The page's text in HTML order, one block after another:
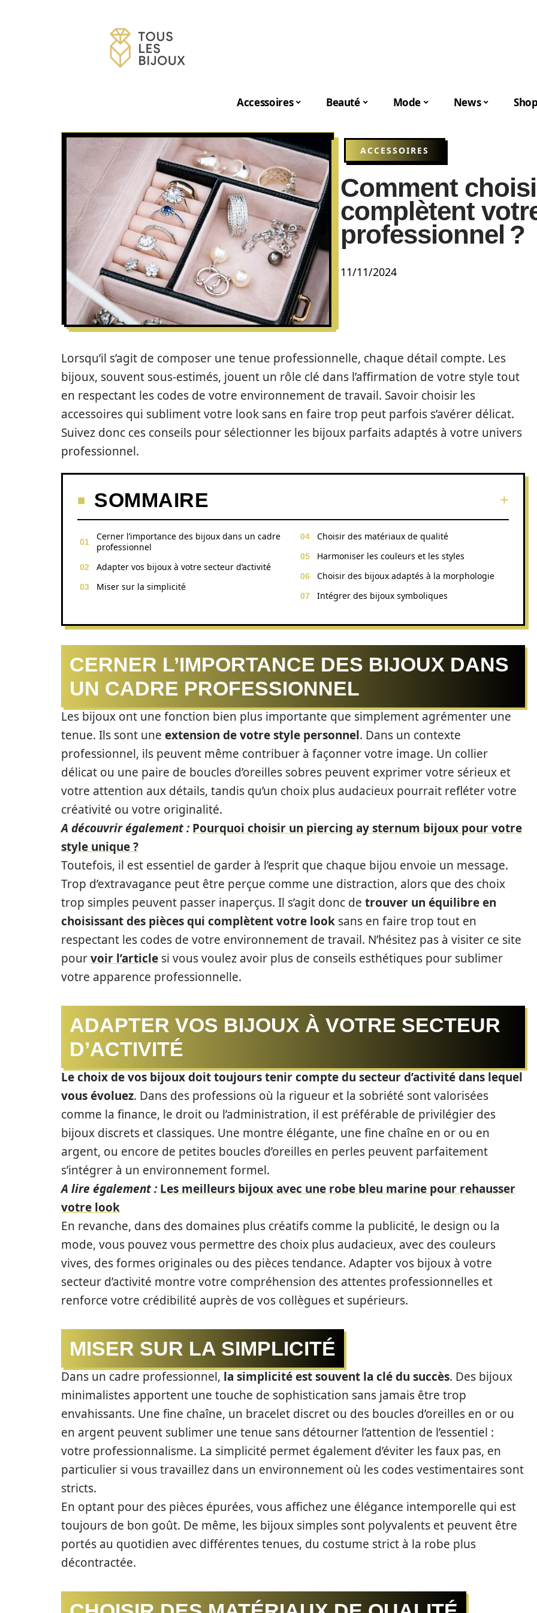
Accessoires Beauté Mode News
ACCESSOIRES
Comment
complètent
professionnel ?
11/11/2024
Lorsqu’il s’agit de composer une tenue professionnelle, chaque détail compte. Les
bijoux, souvent sous-estimés, jouent un rôle clé dans l’affirmation de votre style tout
en respectant les codes de votre environnement de travail. Savoir choisir les
accessoires qui subliment votre look sans en faire trop peut parfois s’avérer délicat.
Suivez donc ces conseils pour sélectionner les bijoux parfaits adaptés à votre univers
professionnel.
SOMMAIRE
Cerner l’importance des bijoux dans un cadre
professionnel
Adapter vos bijoux à votre secteur d’activité
Miser sur la simplicité
Choisir des matériaux de qualité
Harmoniser les couleurs et les styles
Choisir des bijoux adaptés à la morphologie
Intégrer des bijoux symboliques
CERNER L’IMPORTANCE DES BIJOUX DANS
UN CADRE PROFESSIONNEL
Les bijoux ont une fonction bien plus importante que simplement agrémenter une
tenue. Ils sont une extension de votre style personnel. Dans un contexte
professionnel, ils peuvent même contribuer à façonner votre image. Un collier
délicat ou une paire de boucles d’oreilles sobres peuvent exprimer votre sérieux et
votre attention aux détails, tandis qu’un choix plus audacieux pourrait refléter votre
créativité ou votre originalité.
A découvrir également : Pourquoi choisir un piercing ay sternum bijoux pour votre
style unique ?
Toutefois, il est essentiel de garder à l’esprit que chaque bijou envoie un message.
Trop d’extravagance peut être perçue comme une distraction, alors que des choix
trop simples peuvent passer inaperçus. Il s’agit donc de trouver un équilibre en
choisissant des pièces qui complètent votre look sans en faire trop tout en
respectant les codes de votre environnement de travail. N’hésitez pas à visiter ce site
pourvoir l’article si vous voulez avoir plus de conseils esthétiques pour sublimer
votre apparence professionnelle.
ADAPTER VOS BIJOUX À VOTRE SECTEUR
D’ACTIVITÉ
Le choix de vos bijoux doit toujours tenir compte du secteur d’activité dans lequel
vous évoluez. Dans des professions où la rigueur et la sobriété sont valorisées
comme la finance, le droit ou l’administration, il est préférable de privilégier des
bijoux discrets et classiques. Une montre élégante, une fine chaîne en or ou en
argent, ou encore de petites boucles d’oreilles en perles peuvent parfaitement
s’intégrer à un environnement formel.
A lire également : Les meilleurs bijoux avec une robe bleu marine pour rehausser
votre look
En revanche, dans des domaines plus créatifs comme la publicité, le design ou la
mode, vous pouvez vous permettre des choix plus audacieux, avec des couleurs
vives, des formes originales ou des pièces tendance. Adapter vos bijoux à votre
secteur d’activité montre votre compréhension des attentes professionnelles et
renforce votre crédibilité auprès de vos collègues et supérieurs.
MISER SUR LA SIMPLICITÉ
Dans un cadre professionnel, la simplicité est souvent la clé du succès. Des bijoux
minimalistes apportent une touche de sophistication sans jamais être trop
envahissants. Une fine chaîne, un bracelet discret ou des boucles d’oreilles en or ou
en argent peuvent sublimer une tenue sans détourner l’attention de l’essentiel :
votre professionnalisme. La simplicité permet également d’éviter les faux pas, en
particulier si vous travaillez dans un environnement où les codes vestimentaires sont
stricts.
En optant pour des pièces épurées, vous affichez une élégance intemporelle qui est
toujours de bon goût. De même, les bijoux simples sont polyvalents et peuvent être
portés au quotidien avec différentes tenues, du costume strict à la robe plus
décontractée.